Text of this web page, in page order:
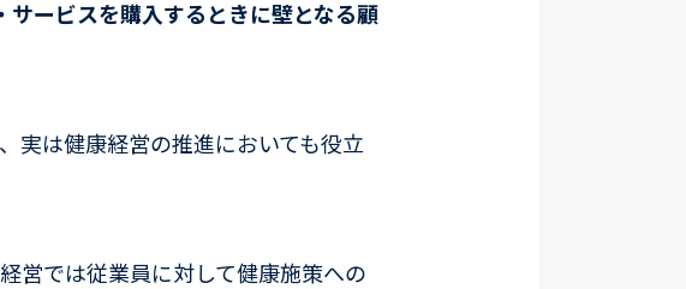
サービスを購入するときに壁となる顧
実は健康経営の推進においても役立
営では従業員に対して健康施策への